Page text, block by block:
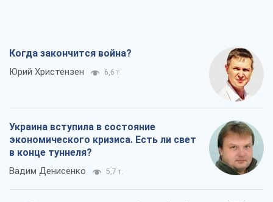
Когда закончится война?
Юрий Христензен 6,6 т.
Украина вступила в состояние
экономического кризиса. Есть ли свет
в конце туннеля?
Вадим Денисенко 5,7 т.